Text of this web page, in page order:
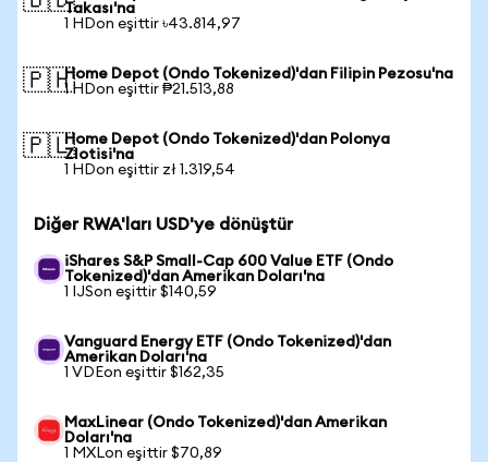
Takası'na
1 HDon eşittir ৳43.814,97
🇵🇭Home Depot (Ondo Tokenized)'dan Filipin Pezosu'na
1 HDon eşittir ₱21.513,88
🇵🇱Home Depot (Ondo Tokenized)'dan Polonya
Zlotisi'na
1 HDon eşittir zł 1.319,54
Diğer RWA'ları USD'ye dönüştür
iShares S&P Small-Cap 600 Value ETF (Ondo
Tokenized)'dan Amerikan Doları'na
1 IJSon eşittir $140,59
Vanguard Energy ETF (Ondo Tokenized)'dan
Amerikan Doları'na
1 VDEon eşittir $162,35
MaxLinear (Ondo Tokenized)'dan Amerikan
Doları'na
1 MXLon eşittir $70,89